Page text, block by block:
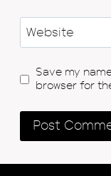
Website
Save my
browser for